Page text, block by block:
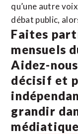
qu’une autre
débat public,
Faites
mensuels
Aidez-
décisif et
grandir